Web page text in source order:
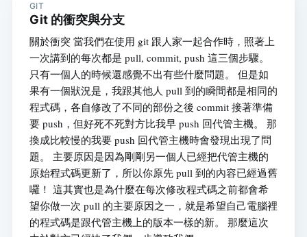
GIT
Git 的衝突與分支
關於衝突 當我們在使用 git 跟人家一起合作時，照著上
一次講到的每次都是 pull, commit, push 這三個步驟。
只有一個人的時候還感覺不出有些什麼問題。 但是如
果有一個狀況是，我跟其他人 pull 到的瞬間都是相同的
程式碼，各自修改了不同的部份之後 commit 接著準備
要 push，但好死不死對方比我早 push 回代管主機。 那
換成比較慢的我要 push 回代管主機時會發現出現了問
題。 主要原因是因為剛剛另一個人已經把代管主機的
原始程式碼更新了，所以你原先 pull 到的內容已經過舊
囉！ 這其實也是為什麼在每次修改程式碼之前都會希
望你做一次 pull 的主要原因之一，就是希望自己電腦裡
的程式碼是跟代管主機上的版本一樣的新。 那麼這次